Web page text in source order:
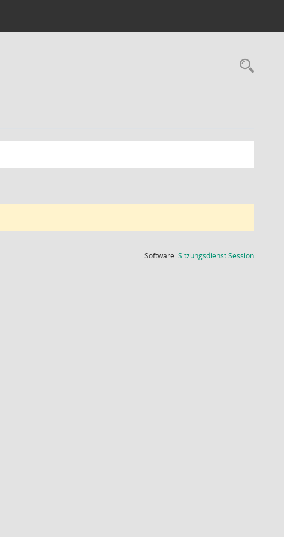
Software:SitzungsdienstSession(Wird in